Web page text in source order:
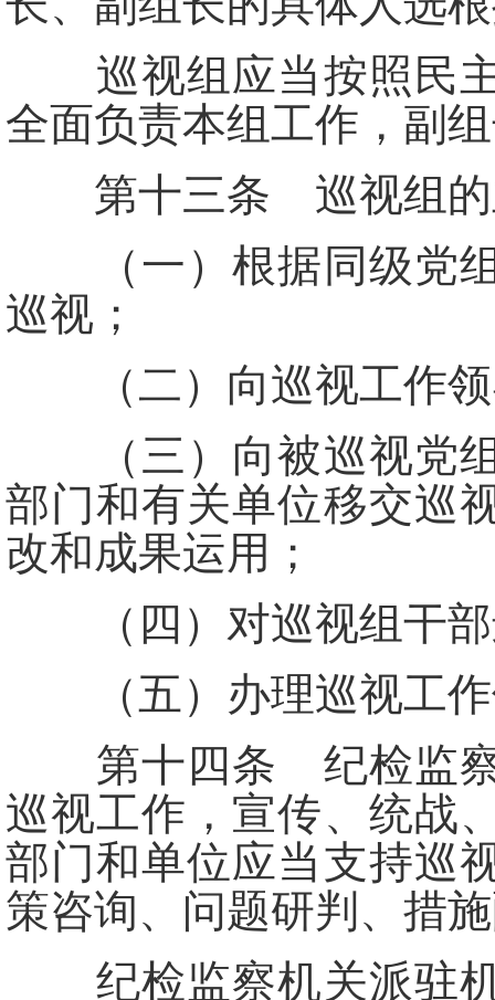
巡视组应当按照民主
全面负责本组工作，副
第十三条 巡视组的
（一）根据同级党组
巡视；
（二）向巡视工作领
（三）向被巡视党组
部门和有关单位移交巡
改和成果运用；
（四）对巡视组干部
（五）办理巡视工作
第十四条 纪检监察
巡视工作，宣传、统战
部门和单位应当支持巡
策咨询、问题研判、措
纪检监察机关派驻机